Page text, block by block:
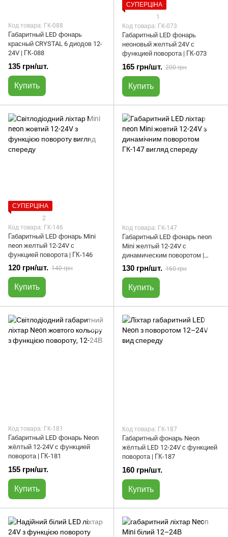
Код товара: ГК-088
Габаритный LED фонарь
красный CRYSTAL 6 диодов 12-
24V | ГК-088
135 грн/шт.
Купить
СУПЕРЦІНА
1
Код товара: ГК-073
Габаритный LED фонарь
неоновый желтый 24V с
функцией поворота | ГК-073
165 грн/шт. 200 грн
Купить
СУПЕРЦІНА
2
Код товара: ГК-146
Габаритный LED фонарь Mini
neon желтый 12-24V с
функцией поворота | ГК-146
120 грн/шт. 140 грн
Купить
Код товара: ГК-147
Габаритный LED фонарь neon
Mini желтый 12-24V с
динамическим поворотом |
ГК-147
130 грн/шт. 160 грн
Купить
Код товара: ГК-181
Габаритный LED фонарь Neon
жёлтый 12-24V с функцией
поворота | ГК-181
155 грн/шт.
Купить
Код товара: ГК-187
Габаритный фонарь Neon
жёлтый LED 12-24V с функцией
поворота | ГК-187
160 грн/шт.
Купить